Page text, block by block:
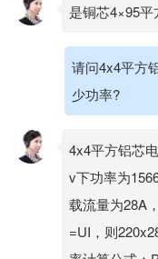
是铜芯4×95平
请问4x4平方
少功率?
4x4平方铝芯
v下功率为
载流量为28A
=UI，则